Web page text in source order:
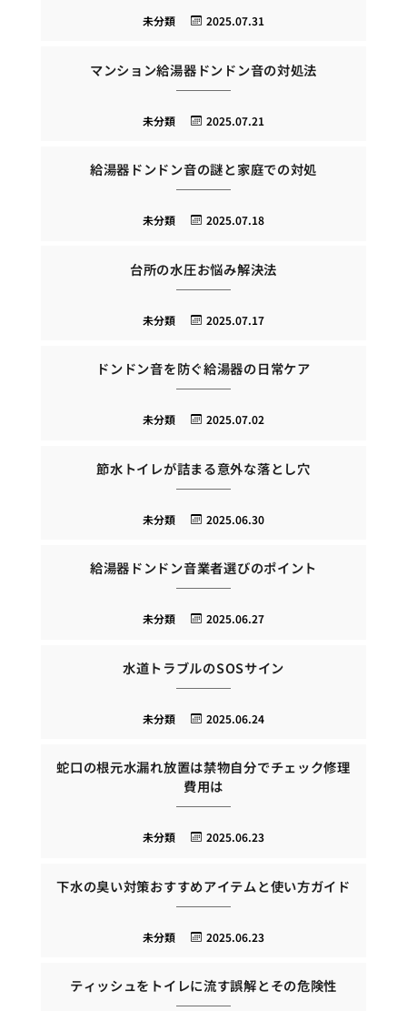
2025.07.31
未分類
マンション給湯器ドンドン音の対処法
2025.07.21
未分類
給湯器ドンドン音の謎と家庭での対処
2025.07.18
未分類
台所の水圧お悩み解決法
2025.07.17
未分類
ドンドン音を防ぐ給湯器の日常ケア
2025.07.02
未分類
節水トイレが詰まる意外な落とし穴
2025.06.30
未分類
給湯器ドンドン音業者選びのポイント
2025.06.27
未分類
水道トラブルのSOSサイン
2025.06.24
未分類
蛇口の根元水漏れ放置は禁物自分でチェック修理
費用は
2025.06.23
未分類
下水の臭い対策おすすめアイテムと使い方ガイド
2025.06.23
未分類
ティッシュをトイレに流す誤解とその危険性